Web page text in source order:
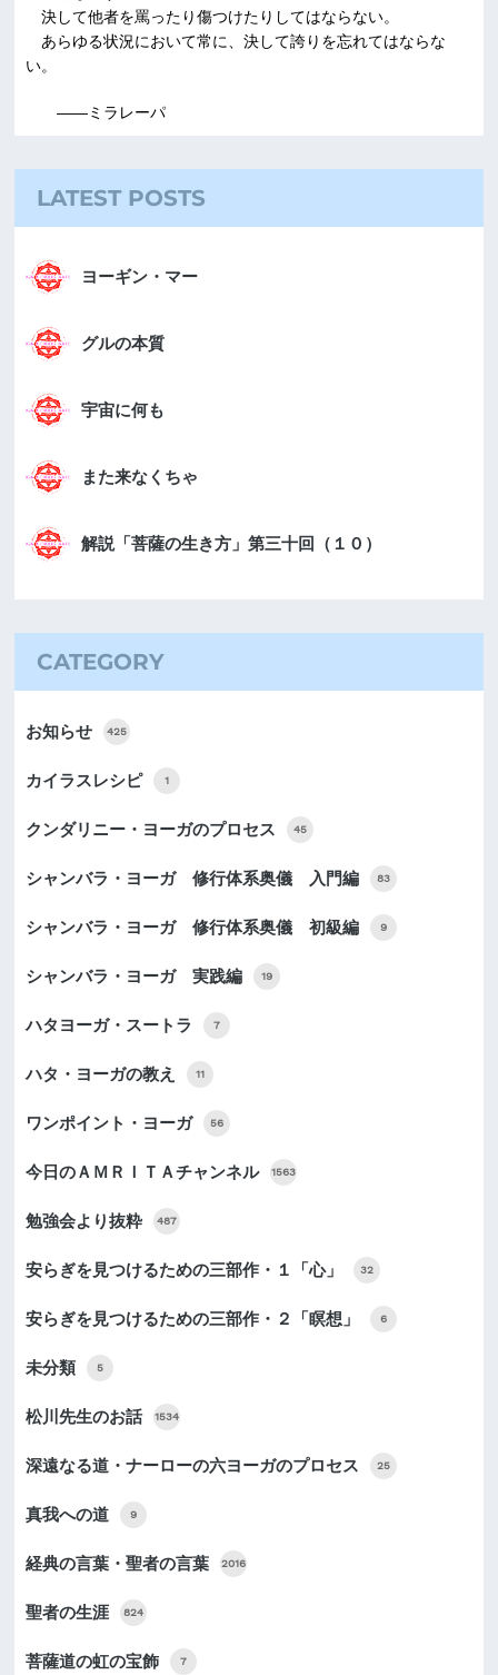
決して他者を罵ったり傷つけたりしてはならない。
あらゆる状況において常に、決して誇りを忘れてはならな
い。
――ミラレーパ
LATEST POSTS
ヨーギン・マー
グルの本質
宇宙に何も
また来なくちゃ
解説「菩薩の生き方」第三十回（１０）
CATEGORY
お知らせ 425
カイラスレシピ 1
クンダリニー・ヨーガのプロセス 45
シャンバラ・ヨーガ 修行体系奥儀 入門編 83
シャンバラ・ヨーガ 修行体系奥儀 初級編 9
シャンバラ・ヨーガ 実践編 19
ハタヨーガ・スートラ 7
ハタ・ヨーガの教え 11
ワンポイント・ヨーガ 56
今日のＡＭＲＩＴＡチャンネル 1563
勉強会より抜粋 487
安らぎを見つけるための三部作・１「心」 32
安らぎを見つけるための三部作・２「瞑想」 6
未分類 5
松川先生のお話 1534
深遠なる道・ナーローの六ヨーガのプロセス 25
真我への道 9
経典の言葉・聖者の言葉 2016
聖者の生涯 824
菩薩道の虹の宝飾 7